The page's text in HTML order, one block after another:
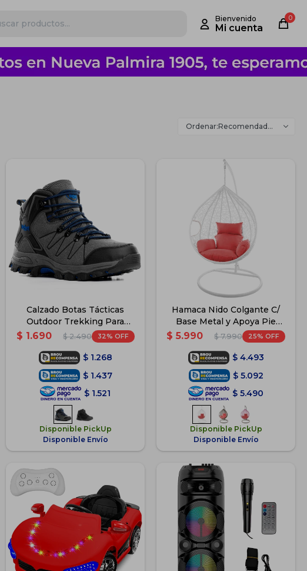
0
Recomendados
Calzado Botas Tácticas
Outdoor Trekking Para
Hombre - Azul
$ 1.690 $ 2.490 32
$ 1.268
$ 1.437
$ 1.521
Disponible PickUp
Disponible Envío
Hamaca Nido Colgante C/
Base Metal y Apoya Pie
Jardín - Blanco
$ 5.990 $ 7.990 25
$ 4.493
$ 5.092
$ 5.490
Disponible PickUp
Disponible Envío